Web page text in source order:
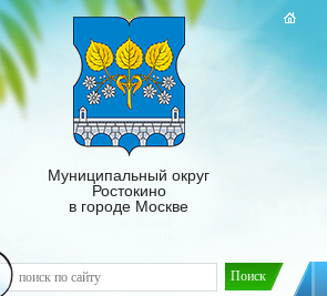
Муниципальный округ
Ростокино
в городе Москве